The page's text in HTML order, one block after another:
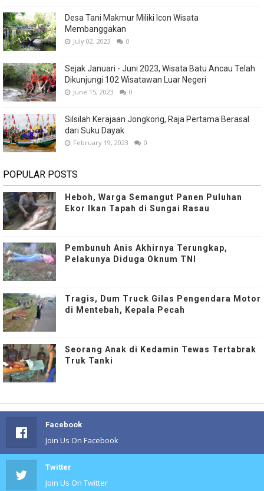
Desa Tani Makmur Miliki Icon Wisata
Membanggakan
July 02, 2023 0
Sejak Januari - Juni 2023, Wisata Batu Ancau Telah
Dikunjungi 102 Wisatawan Luar Negeri
June 15, 2023 0
Silsilah Kerajaan Jongkong, Raja Pertama Berasal
dari Suku Dayak
February 19, 2023 0
POPULAR POSTS
Heboh, Warga Semangut Panen Puluhan
Ekor Ikan Tapah di Sungai Rasau
Pembunuh Anis Akhirnya Terungkap,
Pelakunya Diduga Oknum TNI
Tragis, Dum Truck Gilas Pengendara Motor
di Mentebah, Kepala Pecah
Seorang Anak di Kedamin Tewas Tertabrak
Truk Tanki
Facebook
Join Us On Facebook
Twitter
Join Us On Twitter